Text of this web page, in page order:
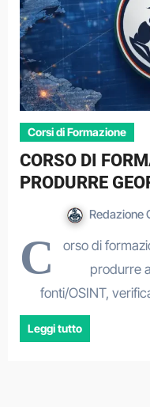
Corsi di Formazione
CORSO DI
PRODURRE
Redazione
C
orso di
produrre
fonti/OSINT,
Leggi tutto